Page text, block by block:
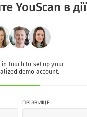
YouScan в дії
ПРІЗВИЩЕ
in touch to set up your
demo account.